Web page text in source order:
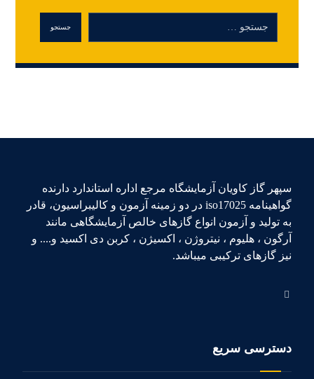
سپهر گاز کاویان آزمایشگاه مرجع اداره استاندارد دارنده
گواهینامه iso17025 در دو زمینه آزمون و کالیبراسیون، قادر
به تولید و آزمون انواع گازهای خالص آزمایشگاهی مانند
آرگون ، هلیوم ، نیتروژن ، اکسیژن ، کربن دی اکسید و.... و
نیز گازهای ترکیبی میباشد.
دسترسی سریع